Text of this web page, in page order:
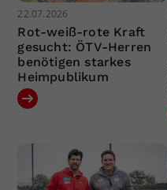
22.07.2026
Rot-weiß-rote Kraft
gesucht: ÖTV-Herren
benötigen starkes
Heimpublikum